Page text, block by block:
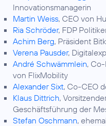
Innovationsmanagerin
Martin Weiss, CEO von
Ria Schröder, FDP
Achim Berg, Präsident
Verena Pausder,
André Schwämmlein,
von FlixMobility
Alexander Sixt, Co-CEO
Klaus Dittrich,
Geschäftsführung der
Stefan Oschmann,